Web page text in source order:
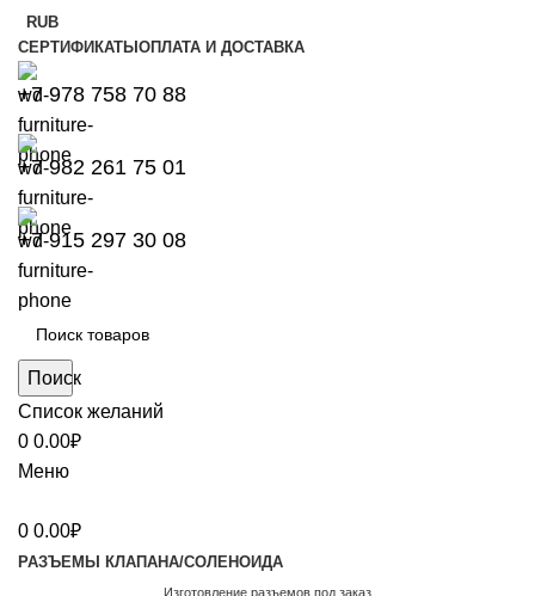
RUB
СЕРТИФИКАТЫОПЛАТА И ДОСТАВКА
+7 978 758 70 88
+7 982 261 75 01
+7 915 297 30 08
Поиск
Список желаний
0 0.00₽
Меню
0 0.00₽
РАЗЪЕМЫ КЛАПАНА/СОЛЕНОИДА
Изготовление разъемов под заказ